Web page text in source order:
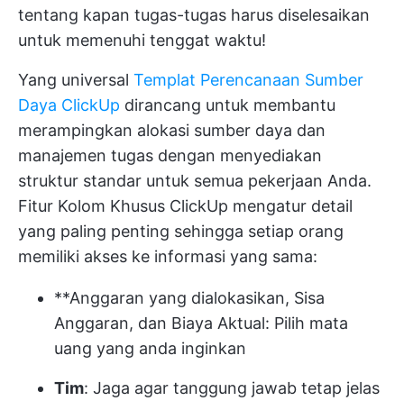
tentang kapan tugas-tugas harus diselesaikan
untuk memenuhi tenggat waktu!
Yang universal Templat Perencanaan Sumber
Daya ClickUp dirancang untuk membantu
merampingkan alokasi sumber daya dan
manajemen tugas dengan menyediakan
struktur standar untuk semua pekerjaan Anda.
Fitur Kolom Khusus ClickUp mengatur detail
yang paling penting sehingga setiap orang
memiliki akses ke informasi yang sama:
**Anggaran yang dialokasikan, Sisa
Anggaran, dan Biaya Aktual: Pilih mata
uang yang anda inginkan
Tim: Jaga agar tanggung jawab tetap jelas